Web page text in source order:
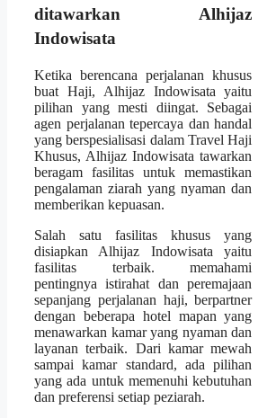
ditawarkan Alhijaz
Indowisata
Ketika berencana perjalanan khusus
buat Haji, Alhijaz Indowisata yaitu
pilihan yang mesti diingat. Sebagai
agen perjalanan tepercaya dan handal
yang berspesialisasi dalam Travel Haji
Khusus, Alhijaz Indowisata tawarkan
beragam fasilitas untuk memastikan
pengalaman ziarah yang nyaman dan
memberikan kepuasan.
Salah satu fasilitas khusus yang
disiapkan Alhijaz Indowisata yaitu
fasilitas terbaik. memahami
pentingnya istirahat dan peremajaan
sepanjang perjalanan haji, berpartner
dengan beberapa hotel mapan yang
menawarkan kamar yang nyaman dan
layanan terbaik. Dari kamar mewah
sampai kamar standard, ada pilihan
yang ada untuk memenuhi kebutuhan
dan preferensi setiap peziarah.